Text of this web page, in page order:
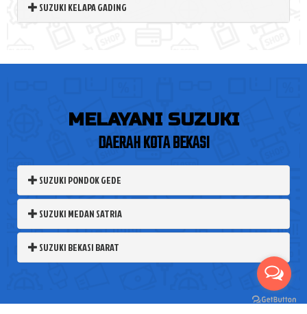
SUZUKI KELAPA GADING
MELAYANI SUZUKI
DAERAH KOTA BEKASI
SUZUKI PONDOK GEDE
SUZUKI MEDAN SATRIA
SUZUKI BEKASI BARAT